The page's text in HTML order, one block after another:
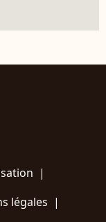
|
légales |